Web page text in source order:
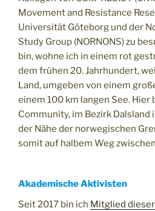
Movement and Resistance
Universität Göteborg und der
Study Group (NORNONS) zu
bin, wohne ich in einem rot
dem frühen 20. Jahrhundert,
Land, umgeben von einem
einem 100 km langen See.
Community, im Bezirk Dalsland
der Nähe der norwegischen
somit auf halbem Weg
Akademische Aktivisten
Seit 2017 bin ich Mitglied